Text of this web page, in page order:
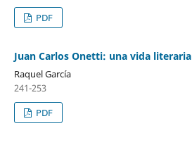
PDF
Juan Carlos Onetti: una vida literaria
Raquel García
241-253
PDF